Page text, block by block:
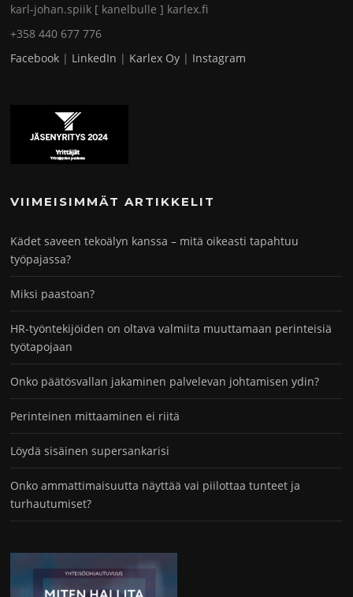
karl-johan.spiik [ kanelbulle ] karlex.fi
+358 440 677 776
Facebook | LinkedIn | Karlex Oy | Instagram
VIIMEISIMMÄT ARTIKKELIT
Kädet saveen tekoälyn kanssa – mitä oikeasti tapahtuu
työpajassa?
Miksi paastoan?
HR-työntekijöiden on oltava valmiita muuttamaan perinteisiä
työtapojaan
Onko päätösvallan jakaminen palvelevan johtamisen ydin?
Perinteinen mittaaminen ei riitä
Löydä sisäinen supersankarisi
Onko ammattimaisuutta näyttää vai piilottaa tunteet ja
turhautumiset?